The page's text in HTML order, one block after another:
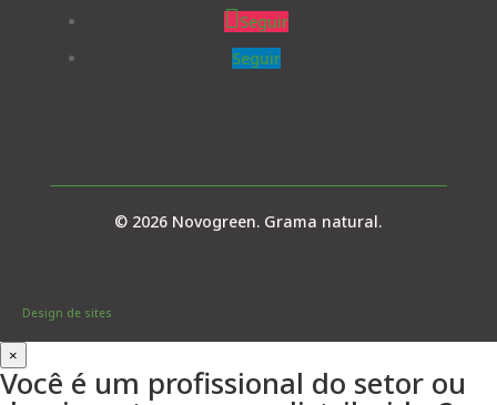
Seguir
Seguir
© 2026 Novogreen. Grama natural.
Design de sites
×
Você é um profissional do setor ou